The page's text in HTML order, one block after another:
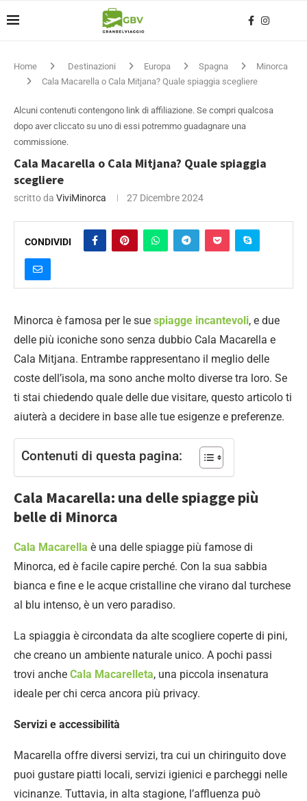
Home Destinazioni Europa Spagna
Minorca
Cala Macarella o Cala Mitjana? Quale spiaggia scegliere
Alcuni contenuti contengono link di affiliazione. Se compri qualcosa
dopo aver cliccato su uno di essi potremmo guadagnare una
commissione.
Cala Macarella o Cala Mitjana? Quale spiaggia
scegliere
scritto da ViviMinorca 27 Dicembre 2024
CONDIVIDI
Minorca è famosa per le sue spiagge incantevoli, e due
delle più iconiche sono senza dubbio Cala Macarella e
Cala Mitjana. Entrambe rappresentano il meglio delle
coste dell’isola, ma sono anche molto diverse tra loro. Se
ti stai chiedendo quale delle due visitare, questo articolo ti
aiuterà a decidere in base alle tue esigenze e preferenze.
Contenuti di questa pagina:
Cala Macarella: una delle spiagge più
belle di Minorca
Cala Macarella è una delle spiagge più famose di
Minorca, ed è facile capire perché. Con la sua sabbia
bianca e fine e le acque cristalline che virano dal turchese
al blu intenso, è un vero paradiso.
La spiaggia è circondata da alte scogliere coperte di pini,
che creano un ambiente naturale unico. A pochi passi
trovi anche Cala Macarelleta, una piccola insenatura
ideale per chi cerca ancora più privacy.
Servizi e accessibilità
Macarella offre diversi servizi, tra cui un chiringuito dove
puoi gustare piatti locali, servizi igienici e parcheggi nelle
vicinanze. Tuttavia, in alta stagione, l’affluenza può